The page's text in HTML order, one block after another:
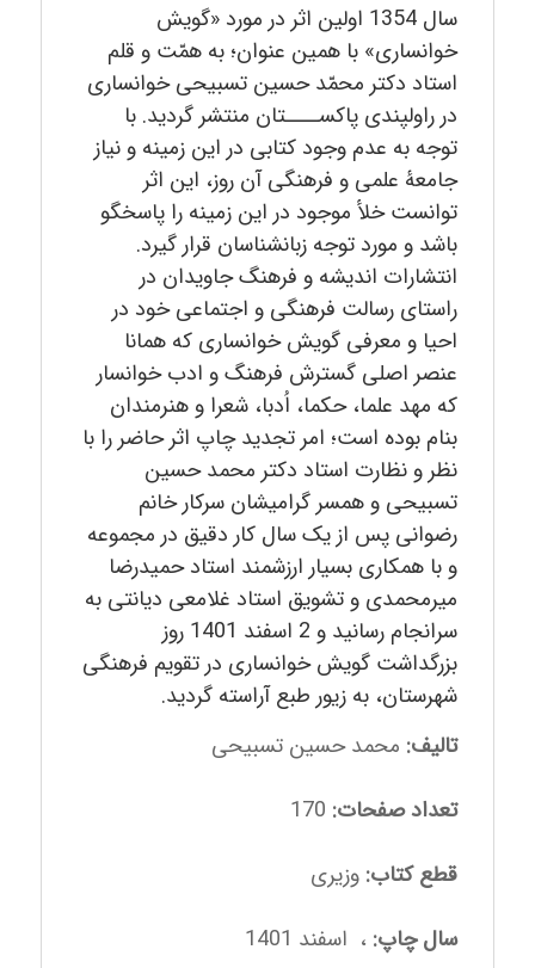
سال 1354 اولین اثر در مورد «گويش
خوانساری» با همین عنوان؛ به همّت و قلم
استاد دکتر محمّد حسین تسبیحی خوانساری
در راولپندی پاکســــتان منتشر گردید. با
توجه به عدم وجود کتابی در این زمینه و نیاز
جامعۀ علمی و فرهنگی آن روز، این اثر
توانست خلأ موجود در این زمینه را پاسخگو
باشد و مورد توجه زبانشناسان قرار گیرد.
انتشارات اندیشه و فرهنگ جاویدان در
راستای رسالت فرهنگی و اجتماعی خود در
احیا و معرفی گویش خوانساری که همانا
عنصر اصلی گسترش فرهنگ و ادب خوانسار
که مهد علما، حکما، اُدبا، شعرا و هنرمندان
بنام بوده است؛ امر تجدید چاپ اثر حاضر را با
نظر و نظارت استاد دکتر محمد حسین
تسبیحی و همسر گرامیشان سرکار خانم
رضوانی پس از یک سال کار دقیق در مجموعه
و با همکاری بسیار ارزشمند استاد حمیدرضا
میرمحمدی و تشویق استاد غلامعی دیانتی به
سرانجام رسانید و 2 اسفند 1401 روز
بزرگداشت گویش خوانساری در تقویم فرهنگی
شهرستان، به زیور طبع آراسته گردید.
تالیف: محمد حسین تسبیحی
تعداد صفحات:
قطع کتاب: وزیری
سال چاپ: ، اسفند 1401